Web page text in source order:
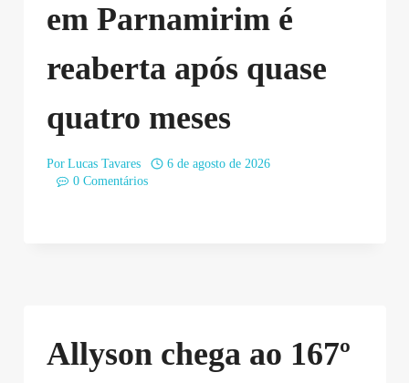
em Parnamirim é
reaberta após quase
quatro meses
Por Lucas Tavares
6 de agosto de 2026
0 Comentários
Allyson chega ao 167º